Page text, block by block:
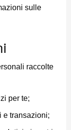
sulle
raccolte
per te;
e transazioni;